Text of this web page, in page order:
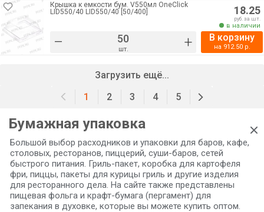
Крышка к емкости бум. V550мл OneClick
LID550/40 LID550/40 [50/400]
– шт. +
18.25
руб. за шт.
в наличии
В корзину
на 912.50р.
Загрузить ещё...
1
2 3 4 5
Бумажная упаковка
Большой выбор расходников и упаковки для баров, кафе,
столовых, ресторанов, пиццерий, суши-баров, сетей
быстрого питания. Гриль-пакет, коробка для картофеля
фри, пиццы, пакеты для курицы гриль и другие изделия
для ресторанного дела. На сайте также представлены
пищевая фольга и крафт-бумага (пергамент) для
запекания в духовке, которые вы можете купить оптом.